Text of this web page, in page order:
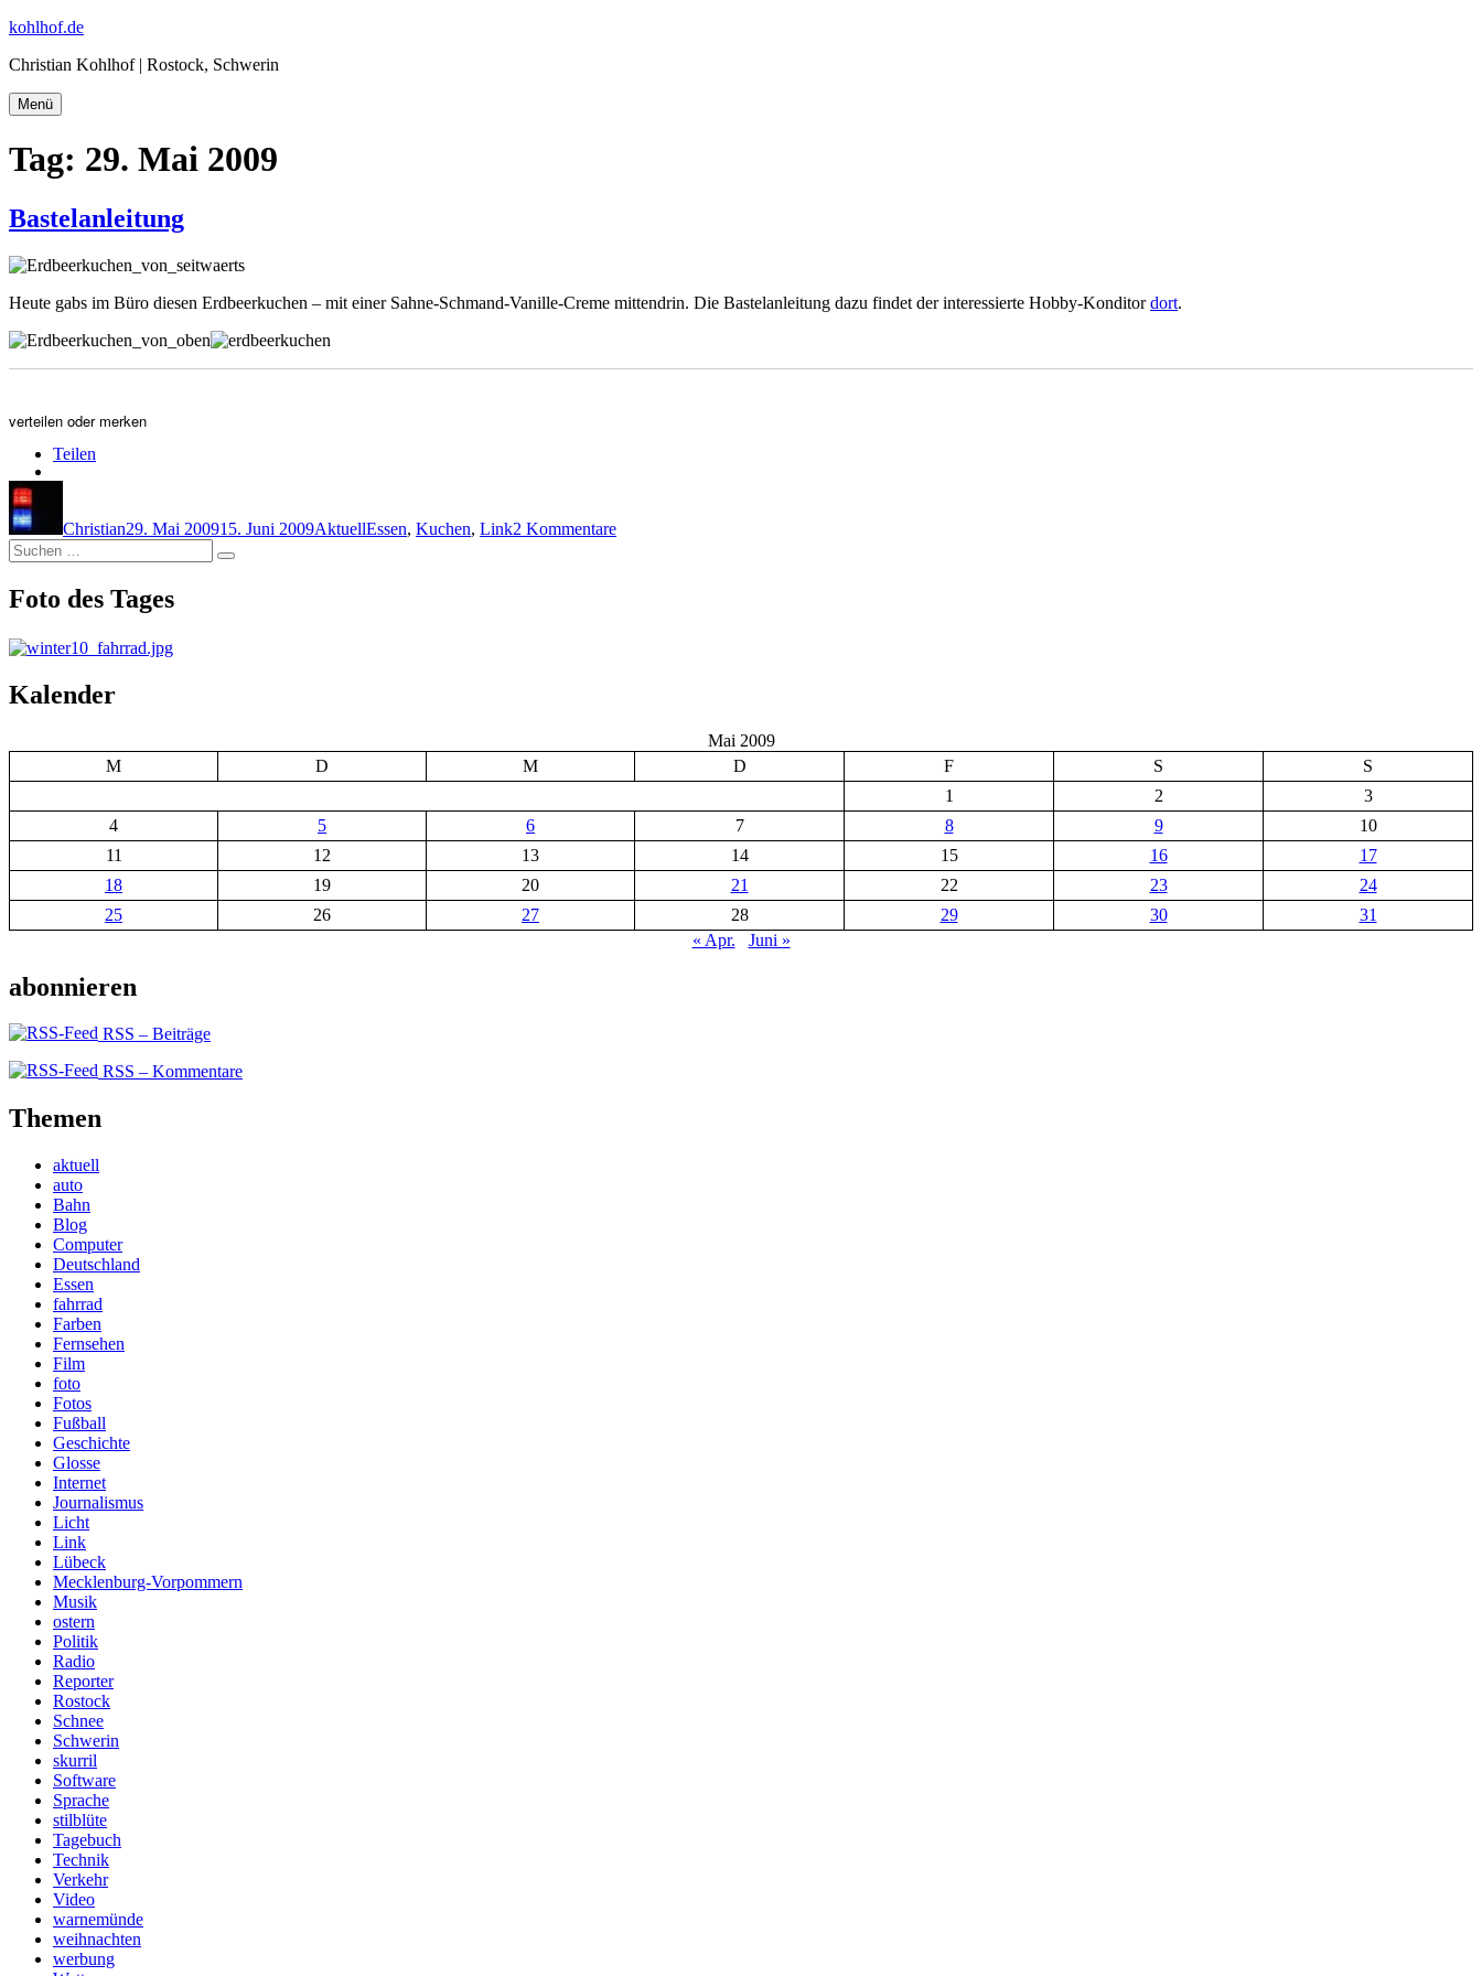
Zum
springen
kohlhof.de
Christian Kohlhof | Rostock, Schwerin
Menü
Tag: 29. Mai 2009
Bastelanleitung
Heute gabs im Büro diesen Erdbeerkuchen – mit einer Sahne-Schmand-Vanille-Creme mittendrin. Die Bastelanleitung dazu findet der interessierte Hobby-Konditordort.
verteilen oder merken
Teilen
Christian29. Mai 200915. Juni 2009AktuellEssen, Kuchen, Link2 Kommentare
Suchen
nach:
Suchen
Foto des Tages
Kalender
Mai 2009
M
D M D F S
S
1
2
3
4
5 6 7 8 9
10
11
12 13 14 15 16
17
18
19 20 21 22 23
24
25
26 27 28 29 30
31
« Apr.
Juni »
abonnieren
RSS – Beiträge
RSS – Kommentare
Themen
aktuell
auto
Bahn
Blog
Computer
Deutschland
Essen
fahrrad
Farben
Fernsehen
Film
foto
Fotos
Fußball
Geschichte
Glosse
Internet
Journalismus
Licht
Link
Lübeck
Mecklenburg-Vorpommern
Musik
ostern
Politik
Radio
Reporter
Rostock
Schnee
Schwerin
skurril
Software
Sprache
stilblüte
Tagebuch
Technik
Verkehr
Video
warnemünde
weihnachten
werbung